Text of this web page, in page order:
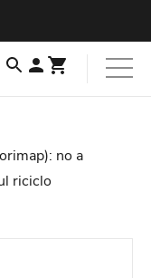
no a
riciclo